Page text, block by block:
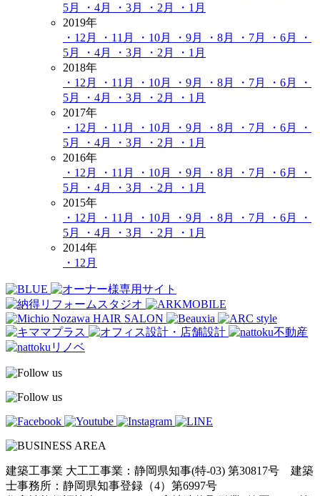
5月
・4月 ・3月 ・2月
・1月
2019年
・12月
・11月 ・10月 ・9月 ・8月 ・7月 ・6月
・
5月
・4月 ・3月 ・2月
・1月
2018年
・12月
・11月 ・10月 ・9月 ・8月 ・7月 ・6月
・
5月
・4月 ・3月 ・2月
・1月
2017年
・12月
・11月 ・10月 ・9月 ・8月 ・7月 ・6月
・
5月
・4月 ・3月 ・2月
・1月
2016年
・12月
・11月 ・10月 ・9月 ・8月 ・7月 ・6月
・
5月
・4月 ・3月 ・2月
・1月
2015年
・12月
・11月 ・10月 ・9月 ・8月 ・7月 ・6月
・
5月
・4月 ・3月 ・2月
・1月
2014年
・12月
建築工事業 大工工事業：静岡県知事(特-03) 第30817号 建築
士事務所：静岡県知事登録（4）第6997号